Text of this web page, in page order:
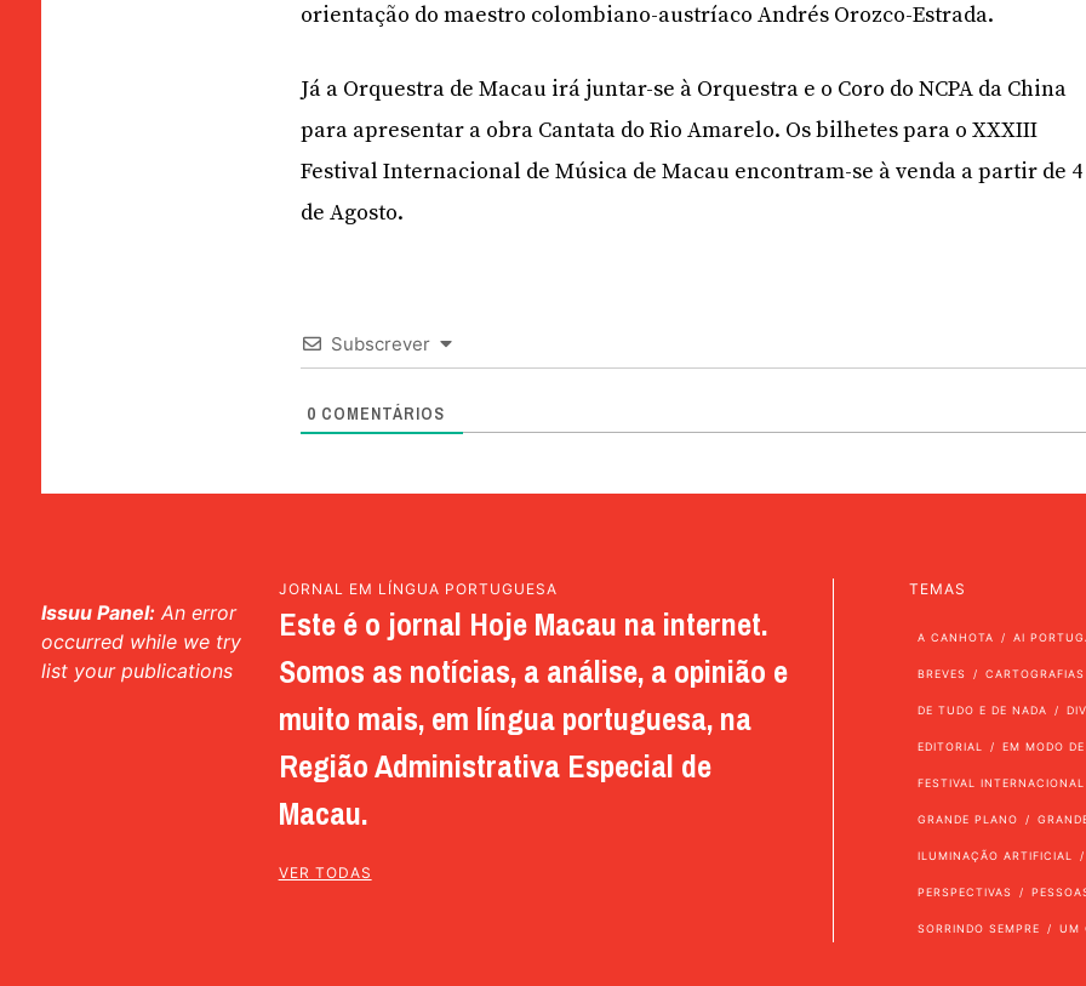
orientação do maestro colombiano-austríaco Andrés Orozco-Estrada.
Já a Orquestra de Macau irá juntar-se à Orquestra e o Coro do NCPA da China
para apresentar a obra Cantata do Rio Amarelo. Os bilhetes para o XXXIII
Festival Internacional de Música de Macau encontram-se à venda a partir de 4
de Agosto.
Subscrever
0 COMENTÁRIOS
Issuu Panel: An error
occurred while we try
list your publications
JORNAL EM LÍNGUA PORTUGUESA
Este é o jornal Hoje Macau na internet.
Somos as notícias, a análise, a opinião e
muito mais, em língua portuguesa, na
Região Administrativa Especial de
Macau.
VER TODAS
TEMAS
A CANHOTA AI
BREVES CARTOGRAFIAS
DE TUDO E DE NADA
EDITORIAL EM MODO
FESTIVAL
GRANDE PLANO
ILUMINAÇÃO ARTIFICIAL
PERSPECTIVAS
SORRINDO SEMPRE UM